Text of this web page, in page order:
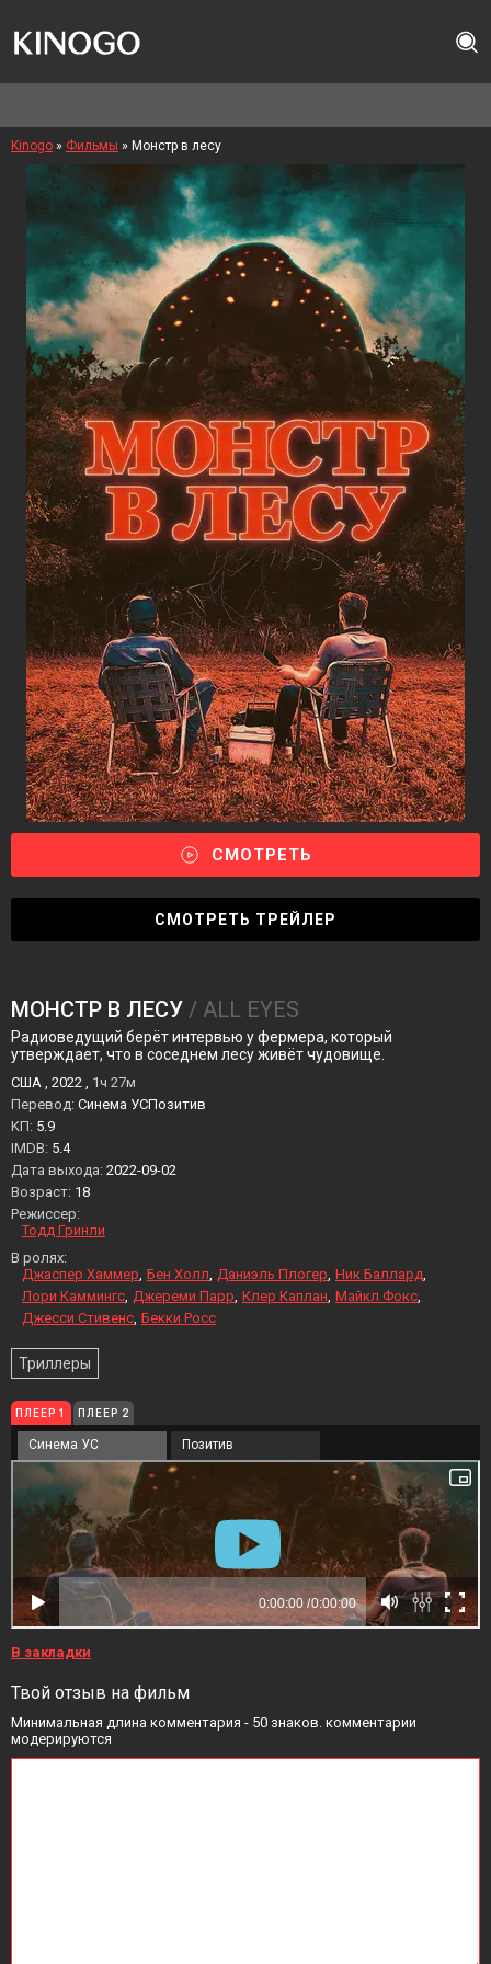
Kinogo » Фильмы » Монстр в лесу
СМОТРЕТЬ
СМОТРЕТЬ ТРЕЙЛЕР
МОНСТР В ЛЕСУ / ALL EYES
Радиоведущий берёт интервью у фермера, который
утверждает, что в соседнем лесу живёт чудовище.
США , 2022 , 1ч 27м
Перевод: Синема УСПозитив
KП: 5.9
IMDB: 5.4
Дата выхода: 2022-09-02
Возраст: 18
Режиссер:
Тодд Гринли
В ролях:
Джаспер Хаммер Бен Холл Даниэль Плогер Ник Баллард
Лори Каммингс Джереми Парр Клер Каплан Майкл Фокс
Джесси Стивенс Бекки Росс
Триллеры
ПЛЕЕР 1 ПЛЕЕР 2
Синема УС Позитив
В закладки
Твой отзыв на фильм
Минимальная длина комментария - 50 знаков. комментарии
модерируются